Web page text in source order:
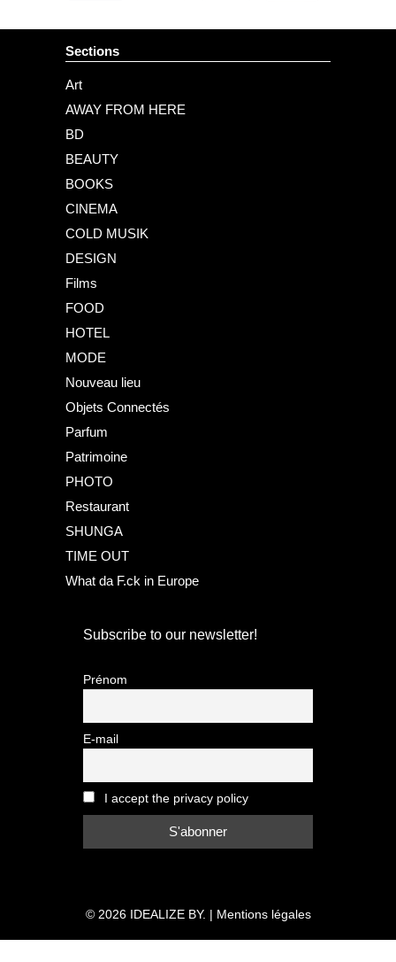
Sections
Art
AWAY FROM HERE
BD
BEAUTY
BOOKS
CINEMA
COLD MUSIK
DESIGN
Films
FOOD
HOTEL
MODE
Nouveau lieu
Objets Connectés
Parfum
Patrimoine
PHOTO
Restaurant
SHUNGA
TIME OUT
What da F.ck in Europe
Subscribe to our newsletter!
Prénom
E-mail
I accept the privacy policy
© 2026 IDEALIZE BY. | Mentions légales